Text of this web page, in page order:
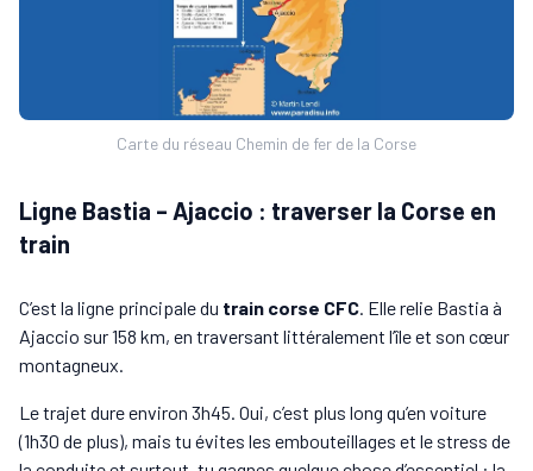
Carte du réseau Chemin de fer de la Corse
Ligne Bastia – Ajaccio : traverser la Corse en
train
C’est la ligne principale du train corse CFC . Elle relie Bastia à
Ajaccio sur 158 km, en traversant littéralement l’île et son cœur
montagneux.
Le trajet dure environ 3h45. Oui, c’est plus long qu’en voiture
(1h30 de plus), mais tu évites les embouteillages et le stress de